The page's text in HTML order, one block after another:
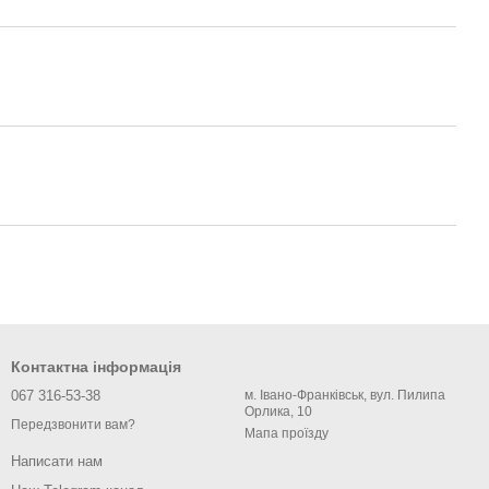
Контактна інформація
067 316-53-38
Передзвонити вам?
Написати нам
м. Івано-Франківськ, вул. Пилипа
Орлика, 10
Мапа проїзду